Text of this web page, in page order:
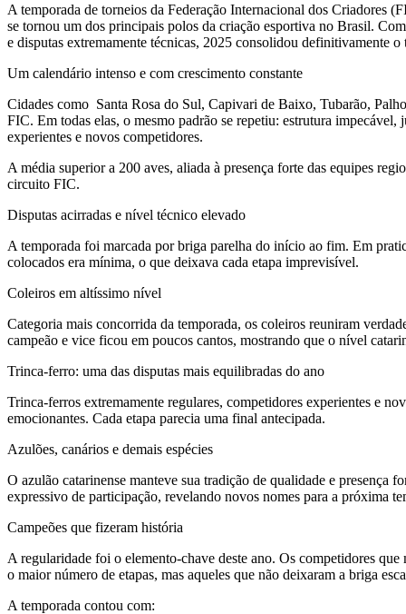
A temporada de torneios da Federação Internacional dos Criadores
se tornou um dos principais polos da criação esportiva no Brasil.
e disputas extremamente técnicas, 2025 consolidou definitivamente
Um calendário intenso e com crescimento constante
Cidades como Santa Rosa do Sul, Capivari de Baixo, Tubarão,
FIC. Em todas elas, o mesmo padrão se repetiu: estrutura impecável,
experientes e novos competidores.
A média superior a 200 aves, aliada à presença forte das equipes
circuito FIC.
Disputas acirradas e nível técnico elevado
A temporada foi marcada por briga parelha do início ao fim. Em
colocados era mínima, o que deixava cada etapa imprevisível.
Coleiros em altíssimo nível
Categoria mais concorrida da temporada, os coleiros reuniram
campeão e vice ficou em poucos cantos, mostrando que o nível
Trinca-ferro: uma das disputas mais equilibradas do ano
Trinca-ferros extremamente regulares, competidores experientes e
emocionantes. Cada etapa parecia uma final antecipada.
Azulões, canários e demais espécies
O azulão catarinense manteve sua tradição de qualidade e presença
expressivo de participação, revelando novos nomes para a próxima
Campeões que fizeram história
A regularidade foi o elemento-chave deste ano. Os competidores
o maior número de etapas, mas aqueles que não deixaram a briga
A temporada contou com: